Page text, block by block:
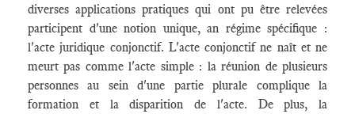
diverses applications pratiques qui ont pu être relevées
participent d'une notion unique, an régime spécifique :
l'acte juridique conjonctif. L'acte conjonctif ne naît et ne
meurt pas comme l'acte simple : la réunion de plusieurs
personnes au sein d'une partie plurale complique la
formation et la disparition de l'acte. De plus, la